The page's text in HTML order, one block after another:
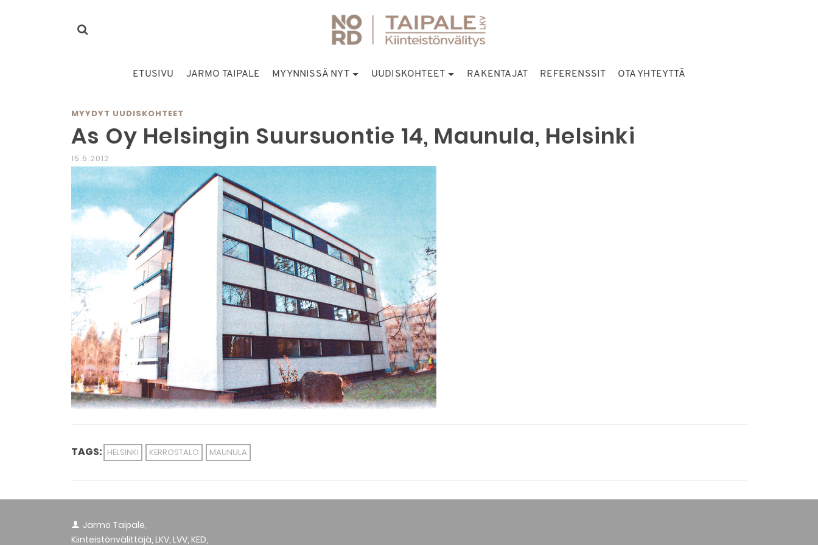
ETUSIVU JARMO TAIPALE MYYNNISSÄ NYT UUDISKOHTEET RAKENTAJAT REFERENSSIT OTA YHTEYTTÄ
MYYDYT UUDISKOHTEET
As Oy Helsingin Suursuontie 14, Maunula, Helsinki
15.5.2012
TAGS: HELSINKI KERROSTALO MAUNULA
Jarmo Taipale,
Kiinteistönvälittäjä, LKV, LVV, KED,